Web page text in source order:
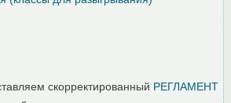
скорректированный РЕГЛАМЕНТ